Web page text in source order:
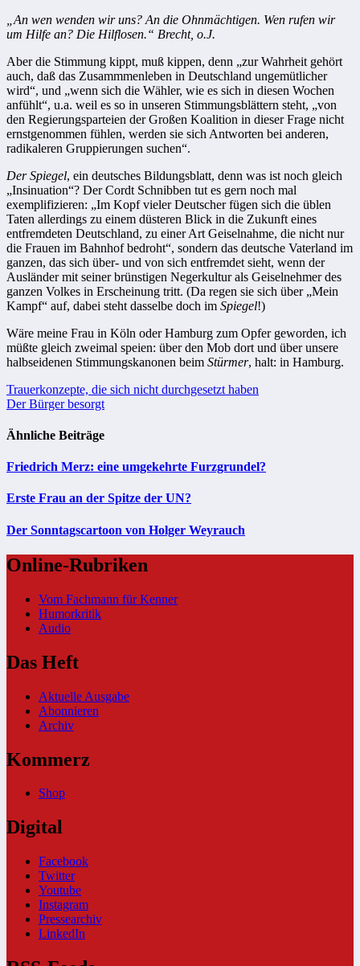
„An wen wenden wir uns? An die Ohnmächtigen. Wen rufen wir
um Hilfe an? Die Hilflosen.“ Brecht, o.J.
Aber die Stimmung kippt, muß kippen, denn „zur Wahrheit gehört
auch, daß das Zusammmenleben in Deutschland ungemütlicher
wird“, und „wenn sich die Wähler, wie es sich in diesen Wochen
anfühlt“, u.a. weil es so in unseren Stimmungsblättern steht, „von
den Regierungsparteien der Großen Koalition in dieser Frage nicht
ernstgenommen fühlen, werden sie sich Antworten bei anderen,
radikaleren Gruppierungen suchen“.
Der Spiegel, ein deutsches Bildungsblatt, denn was ist noch gleich
„Insinuation“? Der Cordt Schnibben tut es gern noch mal
exemplifizieren: „Im Kopf vieler Deutscher fügen sich die üblen
Taten allerdings zu einem düsteren Blick in die Zukunft eines
entfremdeten Deutschland, zu einer Art Geiselnahme, die nicht nur
die Frauen im Bahnhof bedroht“, sondern das deutsche Vaterland im
ganzen, das sich über- und von sich entfremdet sieht, wenn der
Ausländer mit seiner brünstigen Negerkultur als Geiselnehmer des
ganzen Volkes in Erscheinung tritt. (Da regen sie sich über „Mein
Kampf“ auf, dabei steht dasselbe doch im Spiegel!)
Wäre meine Frau in Köln oder Hamburg zum Opfer geworden, ich
müßte gleich zweimal speien: über den Mob dort und über unsere
halbseidenen Stimmungskanonen beim Stürmer, halt: in Hamburg.
Beitragsnavigation
Trauerkonzepte, die sich nicht durchgesetzt haben
Der Bürger besorgt
Ähnliche Beiträge
Friedrich Merz: eine umgekehrte Furzgrundel?
Erste Frau an der Spitze der UN?
Der Sonntagscartoon von Holger Weyrauch
Online-Rubriken
Vom Fachmann für Kenner
Humorkritik
Audio
Das Heft
Aktuelle Ausgabe
Abonnieren
Archiv
Kommerz
Shop
Digital
Facebook
Twitter
Youtube
Instagram
Pressearchiv
LinkedIn